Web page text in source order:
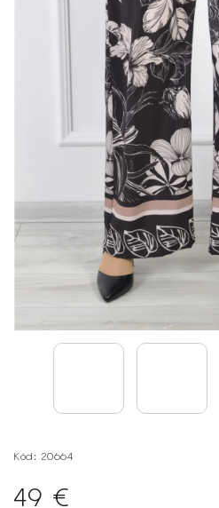
Kód: 20664
49 €